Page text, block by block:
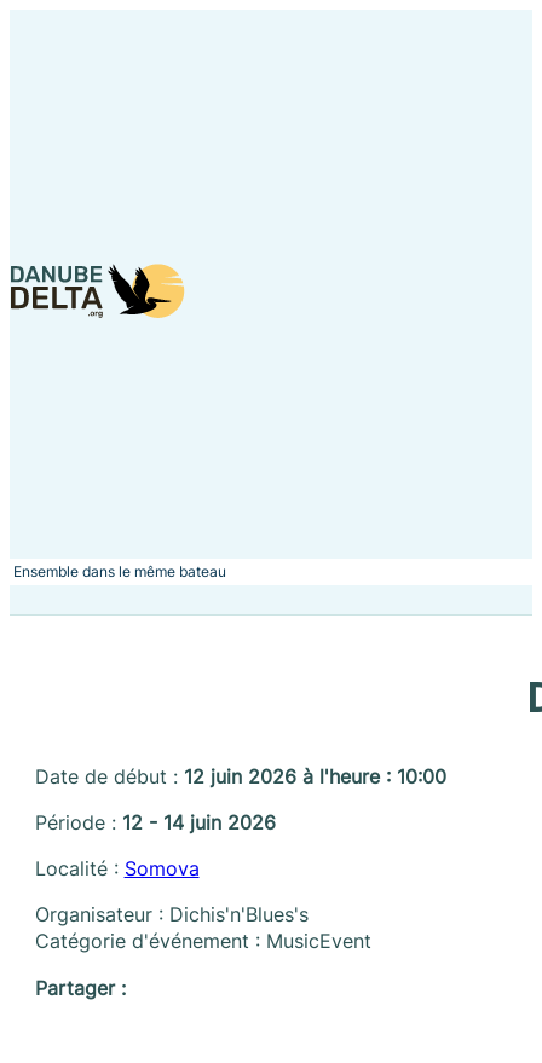
Ensemble dans le même bateau
Date de début : 12 juin 2026 à l'heure : 10:00
Période :12 - 14 juin 2026
Localité : Somova
Organisateur : Dichis'n'Blues's
Catégorie d'événement : MusicEvent
Partager :